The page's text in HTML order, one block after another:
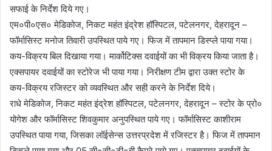
सफाई के निर्देश दिये गए।
एम०पी०एस० मेडिकोज, निकट महंत इंद्रेश हॉस्पिटल, पटेलनगर, देहरादून –
फॉर्मासिस्ट मनोज तिवारी उपस्थित पाये गए। फिज में तापमान डिस्प्ले पाया गया।
कय-विक्रय बिल दिखाया गया। मार्कोटिक्स दवाईयों का भी विक्रय किया जाता है।
एक्सपायर दवाईयों का स्टोरेज भी पाया गया। निरीक्षण टीम द्वारा उक्त स्टोर के
कय-विक्रय रजिस्टर को व्यवस्थित और सही करने के निर्देश दिये।
राधे मेडिकोज, निकट महंत इंद्रेश हॉस्पिटल, पटेलनगर, देहरादून – स्टोर के प्रो०
योगेश और फॉर्मासिस्ट शिवकुमार अनुपस्थित पाये गए। फॉर्मासिस्ट काशीराम
उपस्थित पाया गया, जिसका लॉईसेन्स उत्तरप्रदेश में रजिस्टर है। फिज में तापमान